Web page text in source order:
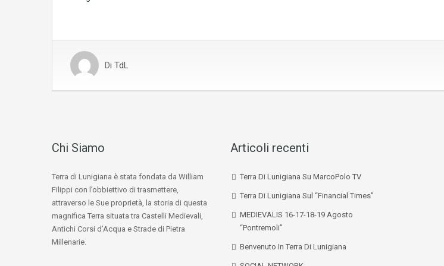
Di TdL
Chi Siamo
Terra di Lunigiana è stata fondata da William
Filippi con l’obbiettivo di trasmettere,
attraverso le Sue proprietà, la storia di questa
magnifica Terra situata tra Castelli Medievali,
Antichi Corsi d’Acqua e Strade di Pietra
Millenarie.
Articoli recenti
Terra Di Lunigiana Su MarcoPolo TV
Terra Di Lunigiana Sul “Financial Times”
MEDIEVALIS 16-17-18-19 Agosto
“Pontremoli”
Benvenuto In Terra Di Lunigiana